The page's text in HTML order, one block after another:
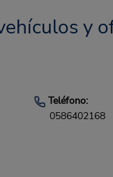
y
Teléfono:
0586402168